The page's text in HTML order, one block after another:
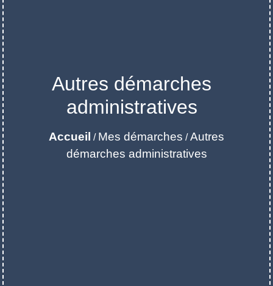
Autres démarches
administratives
Accueil / Mes démarches /Autres
démarches administratives